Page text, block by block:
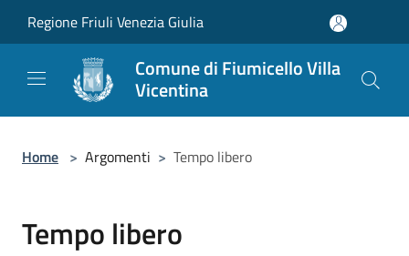
Regione Friuli Venezia Giulia
Comune di Fiumicello Villa
Vicentina
Home > Argomenti > Tempo libero
Tempo libero